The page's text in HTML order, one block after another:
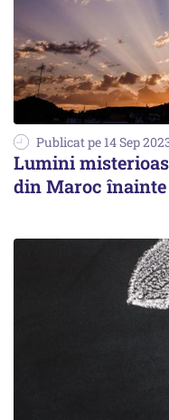
Publicat pe 14 Sep
Lumini
din Maroc